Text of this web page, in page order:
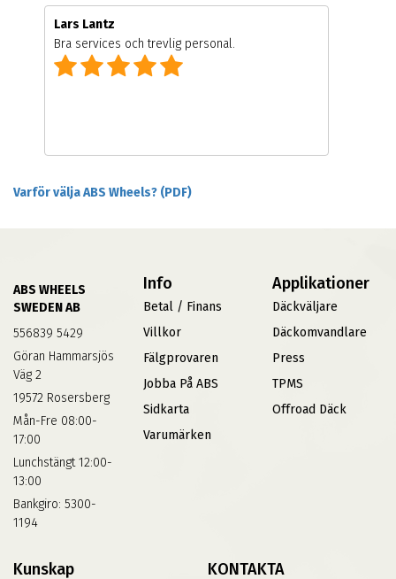
Lars Lantz
Bra services och trevlig personal.
Varför välja ABS Wheels? (PDF)
ABS WHEELS
SWEDEN AB
556839 5429
Göran Hammarsjös
Väg 2
19572 Rosersberg
Mån-Fre 08:00-
17:00
Lunchstängt 12:00-
13:00
Bankgiro: 5300-
1194
Info
Betal / Finans
Villkor
Fälgprovaren
Jobba På ABS
Sidkarta
Varumärken
Applikationer
Däckväljare
Däckomvandlare
Press
TPMS
Offroad Däck
Kunskap KONTAKTA